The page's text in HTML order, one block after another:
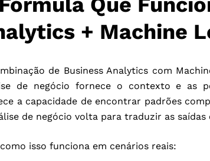
+ Machine
de Business Analytics com
de negócio fornece o contexto e as
a capacidade de encontrar padrões
de negócio volta para traduzir as saídas
isso funciona em cenários reais: